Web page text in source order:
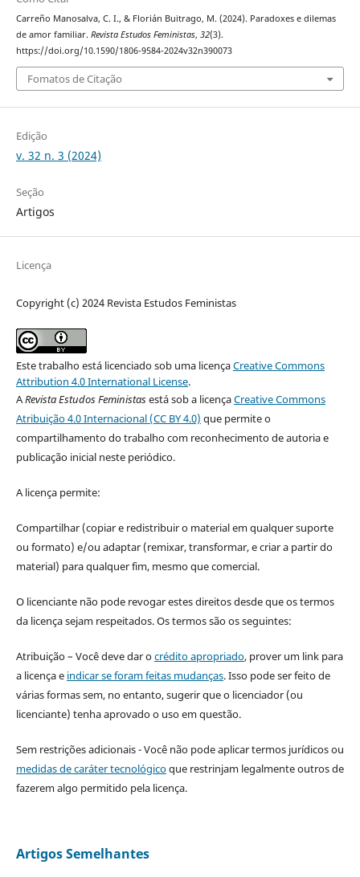
Carreño Manosalva, C. I., & Florián Buitrago, M. (2024). Paradoxes e dilemas
de amor familiar. Revista Estudos Feministas, 32(3).
https://doi.org/10.1590/1806-9584-2024v32n390073
Fomatos de Citação
Edição
v. 32 n. 3 (2024)
Seção
Artigos
Licença
Copyright (c) 2024 Revista Estudos Feministas
Este trabalho está licenciado sob uma licençaCreative Commons
Attribution 4.0 International License.
ARevista Estudos Feministasestá sob a licençaCreative Commons
Atribuição 4.0 Internacional (CC BY 4.0) que permite o
compartilhamento do trabalho com reconhecimento de autoria e
publicação inicial neste periódico.
A licença permite:
Compartilhar (copiar e redistribuir o material em qualquer suporte
ou formato) e/ou adaptar (remixar, transformar, e criar a partir do
material) para qualquer fim, mesmo que comercial.
O licenciante não pode revogar estes direitos desde que os termos
da licença sejam respeitados. Os termos são os seguintes:
Atribuição – Você deve dar ocrédito apropriado, prover um link para
a licença e indicar se foram feitas mudanças. Isso pode ser feito de
várias formas sem, no entanto, sugerir que o licenciador (ou
licenciante) tenha aprovado o uso em questão.
Sem restrições adicionais - Você não pode aplicar termos jurídicos ou
medidas de caráter tecnológicoque restrinjam legalmente outros de
fazerem algo permitido pela licença.
Artigos Semelhantes